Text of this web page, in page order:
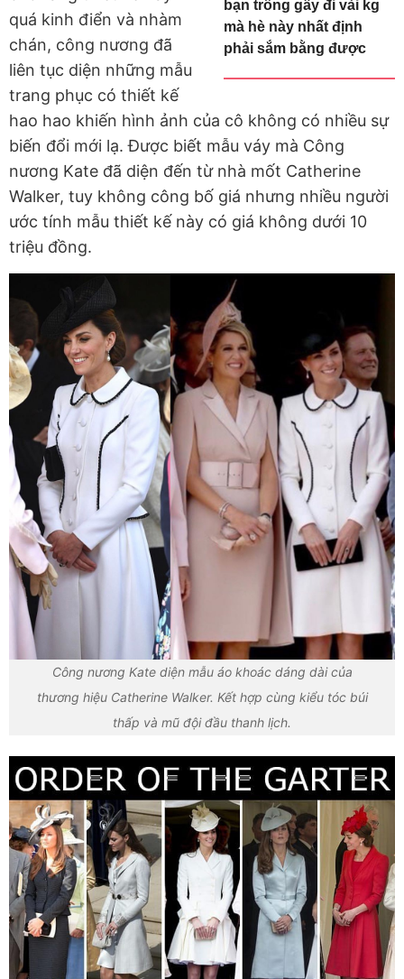
bạn trông gầy đi vài kg
mà hè này nhất định
phải sắm bằng được
quá kinh điển và nhàm
chán, công nương đã
liên tục diện những mẫu
trang phục có thiết kế
hao hao khiến hình ảnh của cô không có nhiều sự
biến đổi mới lạ. Được biết mẫu váy mà Công
nương Kate đã diện đến từ nhà mốt Catherine
Walker, tuy không công bố giá nhưng nhiều người
ước tính mẫu thiết kế này có giá không dưới 10
triệu đồng.
Công nương Kate diện mẫu áo khoác dáng dài của
thương hiệu Catherine Walker. Kết hợp cùng kiểu tóc búi
thấp và mũ đội đầu thanh lịch.